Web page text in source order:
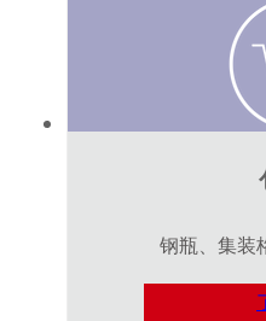
钢瓶、集装